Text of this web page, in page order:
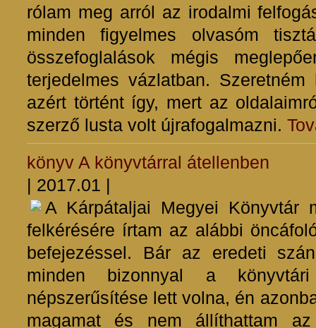
rólam meg arról az irodalmi
minden figyelmes olvasóm
összefoglalások mégis
terjedelmes vázlatban.
azért történt így, mert az
szerző lusta volt újrafogalmazni.
könyv A könyvtárral átellenben
| 2017.01 |
A Kárpátaljai Megyei Könyvtár
felkérésére írtam az alábbi
befejezéssel. Bár az eredeti
minden bizonnyal a
népszerűsítése lett volna, én
magamat és nem állíthattam